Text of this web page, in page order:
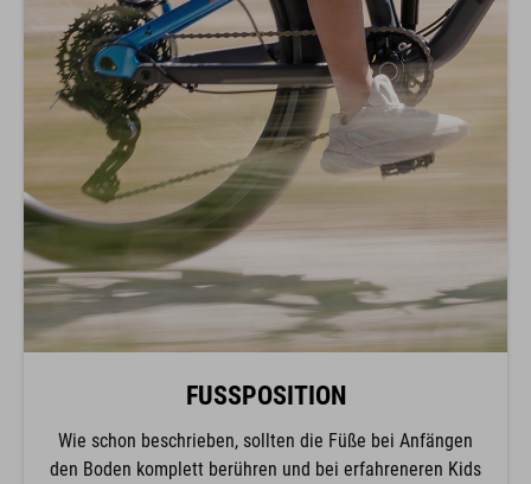
FUSSPOSITION
Wie schon beschrieben, sollten die Füße bei Anfängen
den Boden komplett berühren und bei erfahreneren Kids